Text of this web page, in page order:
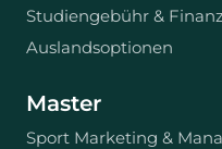
Studiengebühr &
Auslandsoptionen
Master
Sport Marketing &